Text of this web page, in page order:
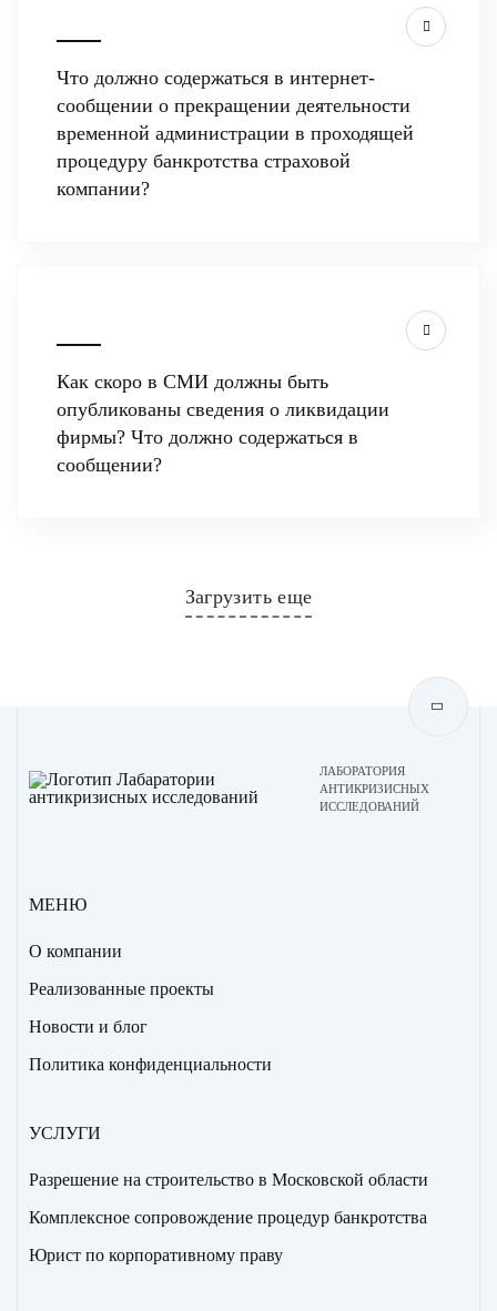
Что должно содержаться в интернет-
сообщении о прекращении деятельности
временной администрации в проходящей
процедуру банкротства страховой
компании?
Как скоро в СМИ должны быть
опубликованы сведения о ликвидации
фирмы? Что должно содержаться в
сообщении?
Загрузить еще
ЛАБОРАТОРИЯ
АНТИКРИЗИСНЫХ
ИССЛЕДОВАНИЙ
МЕНЮ
О компании
Реализованные проекты
Новости и блог
Политика конфиденциальности
УСЛУГИ
Разрешение на строительство в Московской области
Комплексное сопровождение процедур банкротства
Юрист по корпоративному праву